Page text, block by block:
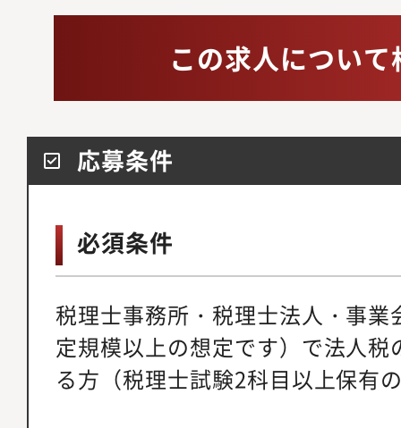
この求人につい
応募条件
必須条件
税理士事務所・税理士法人・事
定規模以上の想定です）で法人
る方（税理士試験2科目以上保有